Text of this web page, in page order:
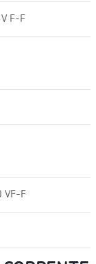
F-F
VF-F